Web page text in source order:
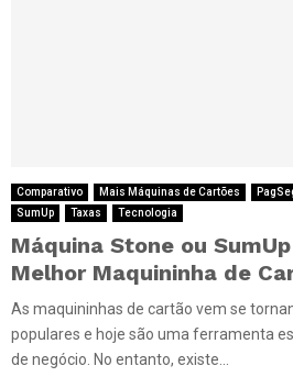
Comparativo Mais Máquinas de Cartões
SumUp
Taxas Tecnologia
Máquina Stone ou
Melhor Maquininha de
As maquininhas de cartão vem se
populares e hoje são uma ferramenta
de negócio. No entanto, existe...